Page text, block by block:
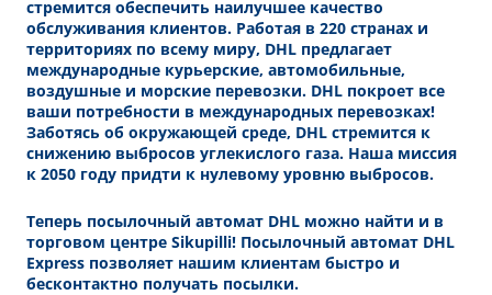
стремится обеспечить наилучшее качество
обслуживания клиентов. Работая в 220 странах и
территориях по всему миру, DHL предлагает
международные курьерские, автомобильные,
воздушные и морские перевозки. DHL покроет все
ваши потребности в международных перевозках!
Заботясь об окружающей среде, DHL стремится к
снижению выбросов углекислого газа. Наша миссия
к 2050 году придти к нулевому уровню выбросов.
Теперь посылочный автомат DHL можно найти и в
торговом центре Sikupilli! Посылочный автомат DHL
Express позволяет нашим клиентам быстро и
бесконтактно получать посылки.